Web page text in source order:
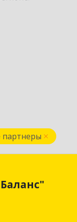
обл,
г, Каменный